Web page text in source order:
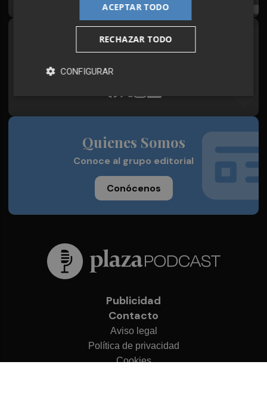
Síguenos en redes
Quienes Somos
Conoce al grupo editorial
Conócenos
Publicidad
Contacto
Aviso legal
Política de privacidad
Cookies
ACEPTAR TODO
RECHAZAR TODO
CONFIGURAR